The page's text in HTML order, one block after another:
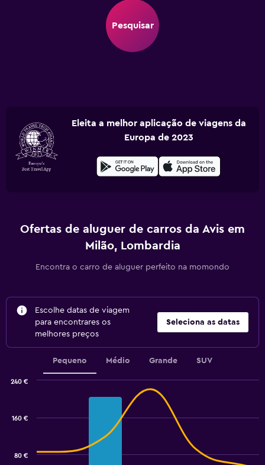
Pesquisar
Eleita a melhor aplicação de viagens da
Europa de 2023
Ofertas de aluguer de carros da Avis em
Milão, Lombardia
Encontra o carro de aluguer perfeito na momondo
Escolhe datas de viagem
para encontrares os
melhores preços
Seleciona as datas
Pequeno Médio Grande SUV
80 €
160 €
240 €